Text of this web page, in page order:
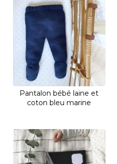
Pantalon bébé laine et
coton bleu marine